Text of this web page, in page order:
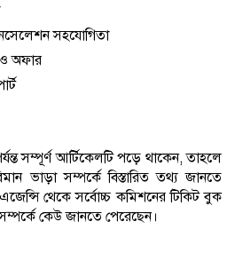
সহযোগিতা
অফার
সম্পূর্ণ আর্টিকেলটি পড়ে থাকেন, তাহলে
ভাড়া সম্পর্কে বিস্তারিত তথ্য জানতে
থেকে সর্বোচ্চ কমিশনের টিকিট বুক
কেউ জানতে পেরেছেন।